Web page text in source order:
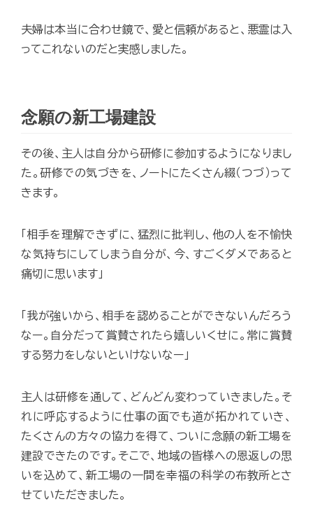
夫婦は本当に合わせ鏡で、愛と信頼があると、悪霊は入
ってこれないのだと実感しました。
念願の新工場建設
その後、主人は自分から研修に参加するようになりまし
た。研修での気づきを、ノートにたくさん綴（つづ）って
きます。
「相手を理解できずに、猛烈に批判し、他の人を不愉快
な気持ちにしてしまう自分が、今、すごくダメであると
痛切に思います」
「我が強いから、相手を認めることができないんだろう
なー。自分だって賞賛されたら嬉しいくせに。常に賞賛
する努力をしないといけないなー」
主人は研修を通して、どんどん変わっていきました。そ
れに呼応するように仕事の面でも道が拓かれていき、
たくさんの方々の協力を得て、ついに念願の新工場を
建設できたのです。そこで、地域の皆様への恩返しの思
いを込めて、新工場の一間を幸福の科学の布教所とさ
せていただきました。